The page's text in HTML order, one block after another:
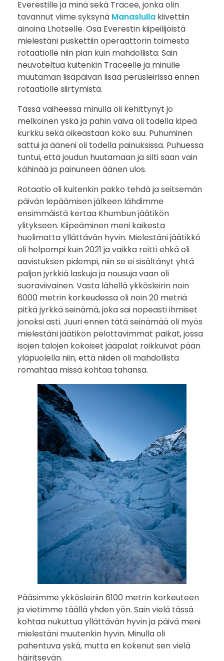
Everestille ja minä sekä Tracee, jonka olin
tavannut viime syksynä Manaslulla kiivettiin
ainoina Lhotselle. Osa Everestin kiipeilijöistä
mielestäni puskettiin operaattorin toimesta
rotaatiolle niin pian kuin mahdollista. Sain
neuvoteltua kuitenkin Traceelle ja minulle
muutaman lisäpäivän lisää perusleirissä ennen
rotaatiolle siirtymistä.
Tässä vaiheessa minulla oli kehittynyt jo
melkoinen yskä ja pahin vaiva oli todella kipeä
kurkku sekä oikeastaan koko suu. Puhuminen
sattui ja ääneni oli todella painuksissa. Puhuessa
tuntui, että joudun huutamaan ja silti saan vain
kähinää ja painuneen äänen ulos.
Rotaatio oli kuitenkin pakko tehdä ja seitsemän
päivän lepäämisen jälkeen lähdimme
ensimmäistä kertaa Khumbun jäätikön
ylitykseen. Kiipeäminen meni kaikesta
huolimatta yllättävän hyvin. Mielestäni jäätikkö
oli helpompi kuin 2021 ja vaikka reitti ehkä oli
aavistuksen pidempi, niin se ei sisältänyt yhtä
paljon jyrkkiä laskuja ja nousuja vaan oli
suoraviivainen. Vasta lähellä ykkösleirin noin
6000 metrin korkeudessa oli noin 20 metriä
pitkä jyrkkä seinämä, joka sai nopeasti ihmiset
jonoksi asti. Juuri ennen tätä seinämää oli myös
mielestäni jäätikön pelottavimmat paikat, jossa
isojen talojen kokoiset jääpalat roikkuivat pään
yläpuolella niin, että niiden oli mahdollista
romahtaa missä kohtaa tahansa.
Pääsimme ykkösleiriin 6100 metrin korkeuteen
ja vietimme täällä yhden yön. Sain vielä tässä
kohtaa nukuttua yllättävän hyvin ja päivä meni
mielestäni muutenkin hyvin. Minulla oli
pahentuva yskä, mutta en kokenut sen vielä
häiritsevän.